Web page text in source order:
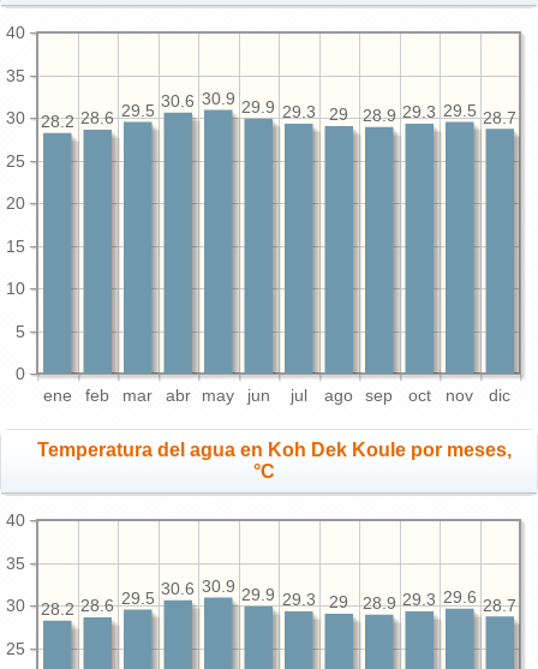
ene feb mar abr may jun jul ago sep oct nov dic
0
5
10
15
20
25
30
35
40
28.7
29.5
29.3
28.9
29
29.3
29.9
30.9
30.6
29.5
28.6
28.2
Temperatura del agua en Koh Dek Koule por meses,
°C
25
30
35
40
28.7
29.6
29.3
28.9
29
29.3
29.9
30.9
30.6
29.5
28.6
28.2